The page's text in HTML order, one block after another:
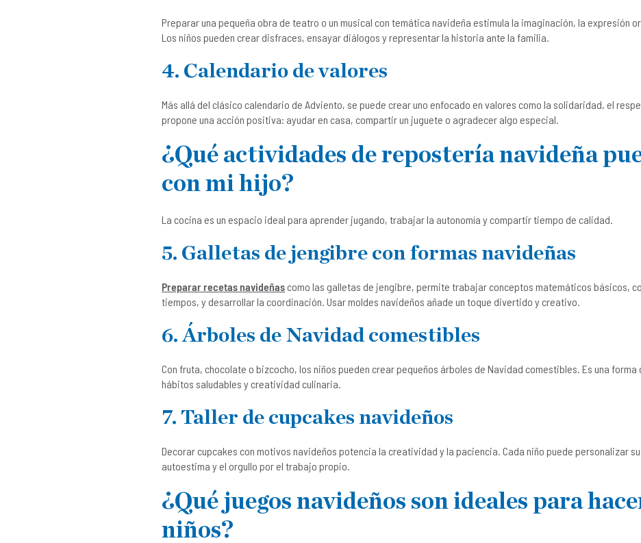
Preparar una pequeña obra de teatro o un musical con temática navideña estimula la imaginación, la expresión
Los niños pueden crear disfraces, ensayar diálogos y representar la historia ante la familia.
4. Calendario de valores
Más allá del clásico calendario de Adviento, se puede crear uno enfocado en valores como la solidaridad, el
propone una acción positiva: ayudar en casa, compartir un juguete o agradecer algo especial.
¿Qué actividades de repostería navideña
con mi hijo?
La cocina es un espacio ideal para aprender jugando, trabajar la autonomía y compartir tiempo de calidad.
5. Galletas de jengibre con formas navideñas
Preparar recetas navideñas como las galletas de jengibre, permite trabajar conceptos matemáticos básicos,
tiempos, y desarrollar la coordinación. Usar moldes navideños añade un toque divertido y creativo.
6. Árboles de Navidad comestibles
Con fruta, chocolate o bizcocho, los niños pueden crear pequeños árboles de Navidad comestibles. Es una
hábitos saludables y creatividad culinaria.
7. Taller de cupcakes navideños
Decorar cupcakes con motivos navideños potencia la creatividad y la paciencia. Cada niño puede personalizar
autoestima y el orgullo por el trabajo propio.
¿Qué juegos navideños son ideales para
niños?